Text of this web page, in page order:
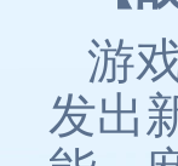
游
发出